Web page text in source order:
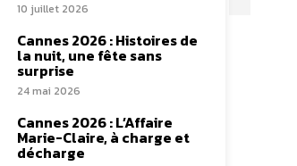
10 juillet 2026
Cannes 2026 : Histoires de
la nuit, une fête sans
surprise
24 mai 2026
Cannes 2026 : L’Affaire
Marie-Claire, à charge et
décharge